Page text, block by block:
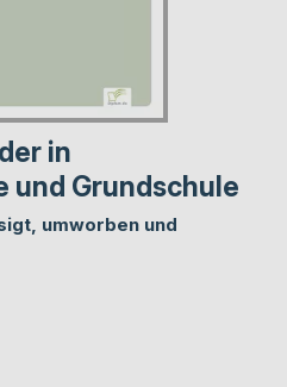
in
und Grundschule
umworben und